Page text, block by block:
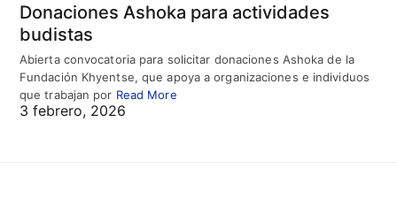
Donaciones Ashoka para actividades
budistas
Abierta convocatoria para solicitar donaciones Ashoka de la
Fundación Khyentse, que apoya a organizaciones e individuos
que trabajan por Read More
3 febrero, 2026